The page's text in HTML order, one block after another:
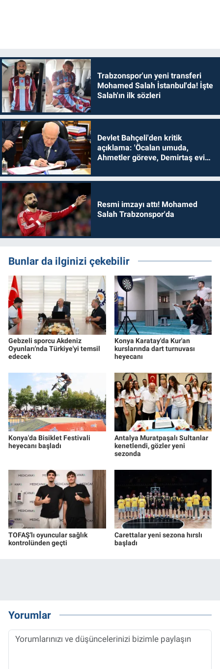
Trabzonspor'un yeni transferi
Mohamed Salah İstanbul'da! İşte
Salah'ın ilk sözleri
Devlet Bahçeli'den kritik
açıklama: 'Öcalan umuda,
Ahmetler göreve, Demirtaş evine
Resmi imzayı attı! Mohamed
Salah Trabzonspor'da
Bunlar da ilginizi çekebilir
Gebzeli sporcu Akdeniz
Oyunları'nda Türkiye'yi temsil
edecek
Konya Karatay'da Kur'an
kurslarında dart turnuvası
heyecanı
Konya'da Bisiklet Festivali
heyecanı başladı
Antalya Muratpaşalı Sultanlar
kenetlendi, gözler yeni
sezonda
TOFAŞ'lı oyuncular sağlık
kontrolünden geçti
Carettalar yeni sezona hırslı
başladı
Yorumlar